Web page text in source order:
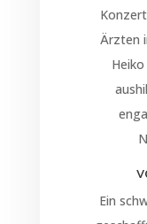
Ärzten
Ein